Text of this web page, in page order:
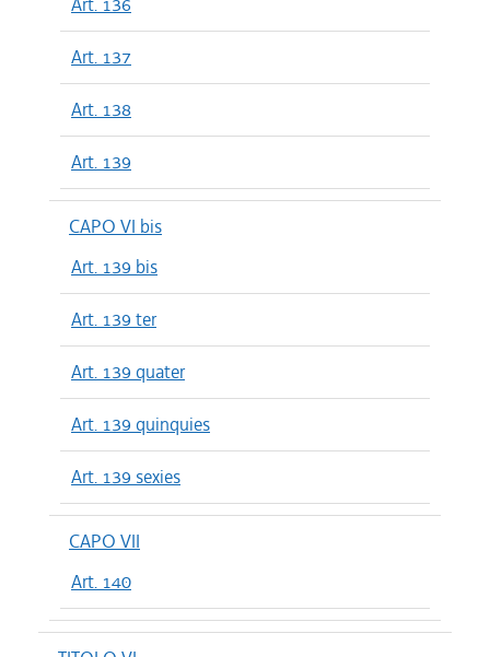
Art. 137
Art. 138
Art. 139
CAPO VI bis
Art. 139 bis
Art. 139 ter
Art. 139 quater
Art. 139 quinquies
Art. 139 sexies
CAPO VII
Art. 140